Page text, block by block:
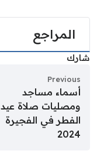
المراجع
شارك
Previous
أسماء مساجد
ومصليات صلاة عيد
الفطر في الفجيرة
2024